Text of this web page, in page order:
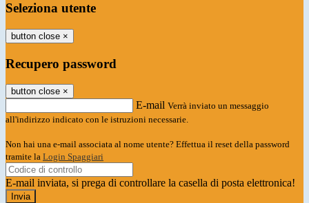
Seleziona utente
button close ×
Recupero password
button close ×
E-mail Verrà inviato un messaggio
all'indirizzo indicato con le istruzioni necessarie.
Non hai una e-mail associata al nome utente? Effettua il reset della password
tramite la Login Spaggiari
E-mail inviata, si prega di controllare la casella di posta elettronica!